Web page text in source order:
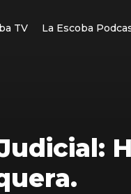
TV La Escoba